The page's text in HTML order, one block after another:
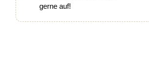
gerne auf!